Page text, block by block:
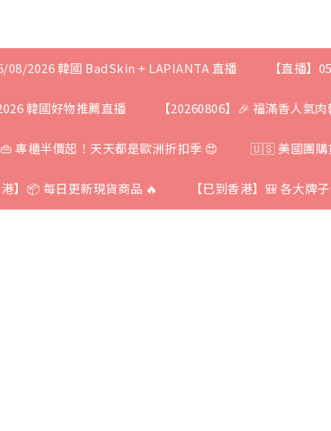
08/2026 韓國 BadSkin + LAPIANTA 直播 【直播】
韓國好物推薦直播 【20260806】🎉 福滿香人氣
專櫃半價起！天天都是歐洲折扣季 😍 🇺🇸 美國團購
港】📦 每日更新現貨商品 🔥 【已到香港】🎒 各大牌